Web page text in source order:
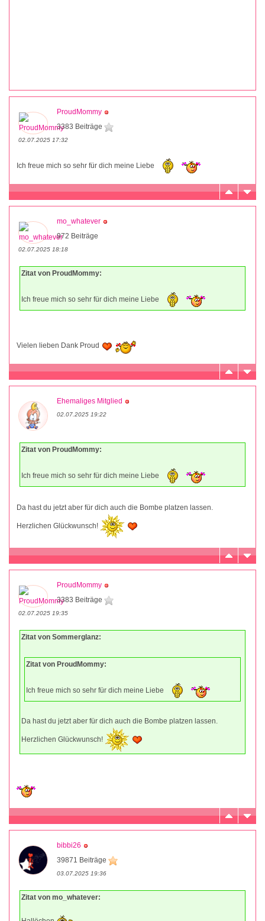
ProudMommy
3383 Beiträge
02.07.2025 17:32
Ich freue mich so sehr für dich meine Liebe
mo_whatever
972 Beiträge
02.07.2025 18:18
Zitat von ProudMommy:
Ich freue mich so sehr für dich meine Liebe
Vielen lieben Dank Proud
Ehemaliges Mitglied
02.07.2025 19:22
Zitat von ProudMommy:
Ich freue mich so sehr für dich meine Liebe
Da hast du jetzt aber für dich auch die Bombe platzen lassen.
Herzlichen Glückwunsch!
ProudMommy
3383 Beiträge
02.07.2025 19:35
Zitat von Sommerglanz:
Zitat von ProudMommy:
Ich freue mich so sehr für dich meine Liebe
Da hast du jetzt aber für dich auch die Bombe platzen lassen.
Herzlichen Glückwunsch!
bibbi26
39871 Beiträge
03.07.2025 19:36
Zitat von mo_whatever: